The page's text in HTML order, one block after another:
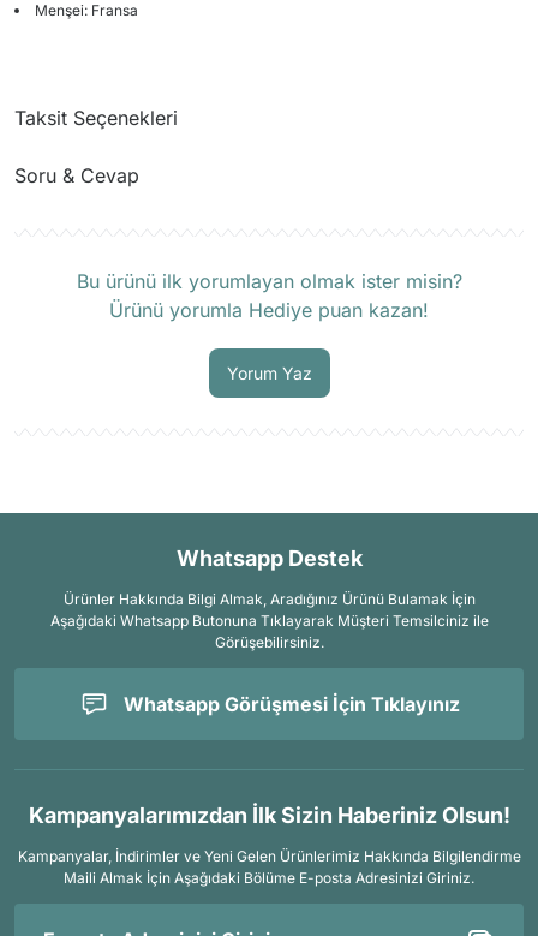
Menşei: Fransa
Taksit Seçenekleri
Soru & Cevap
Bu ürünü ilk yorumlayan olmak ister misin?
Ürünü yorumla Hediye puan kazan!
Yorum Yaz
Whatsapp Destek
Ürünler Hakkında Bilgi Almak, Aradığınız Ürünü Bulamak İçin
Aşağıdaki Whatsapp Butonuna Tıklayarak Müşteri Temsilciniz ile
Görüşebilirsiniz.
Whatsapp Görüşmesi İçin Tıklayınız
Kampanyalarımızdan İlk Sizin Haberiniz Olsun!
Kampanyalar, İndirimler ve Yeni Gelen Ürünlerimiz Hakkında Bilgilendirme
Maili Almak İçin Aşağıdaki Bölüme E-posta Adresinizi Giriniz.